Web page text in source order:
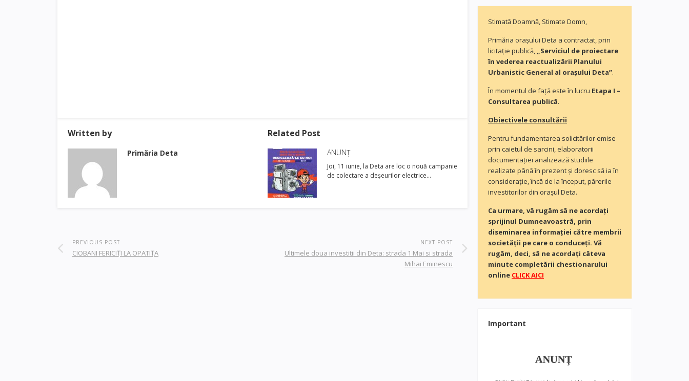
Written by
Primăria Deta
Related Post
ANUNȚ
Joi, 11 iunie, la Deta are loc o nouă campanie
de colectare a deșeurilor electrice…
PREVIOUS POST
CIOBANI FERICIŢI LA OPATIŢA
NEXT POST
Ultimele doua investitii din Deta: strada 1 Mai si strada
Mihai Eminescu
Stimată Doamnă, Stimate Domn,
Primăria orașului Deta a contractat, prin
licitație publică, „Serviciul de proiectare
în vederea reactualizării Planului
Urbanistic General al orașului Deta”.
În momentul de faţă este în lucru Etapa I –
Consultarea publică.
Obiectivele consultării
Pentru fundamentarea solicitărilor emise
prin caietul de sarcini, elaboratorii
documentaţiei analizează studiile
realizate până în prezent și doresc să ia în
consideraţie, încă de la început, părerile
investitorilor din orașul Deta.
Ca urmare, vă rugăm să ne acordaţi
sprijinul Dumneavoastră, prin
diseminarea informației către membrii
societății pe care o conduceți. Vă
rugăm, deci, să ne acordați câteva
minute completării chestionarului
online CLICK AICI
Important